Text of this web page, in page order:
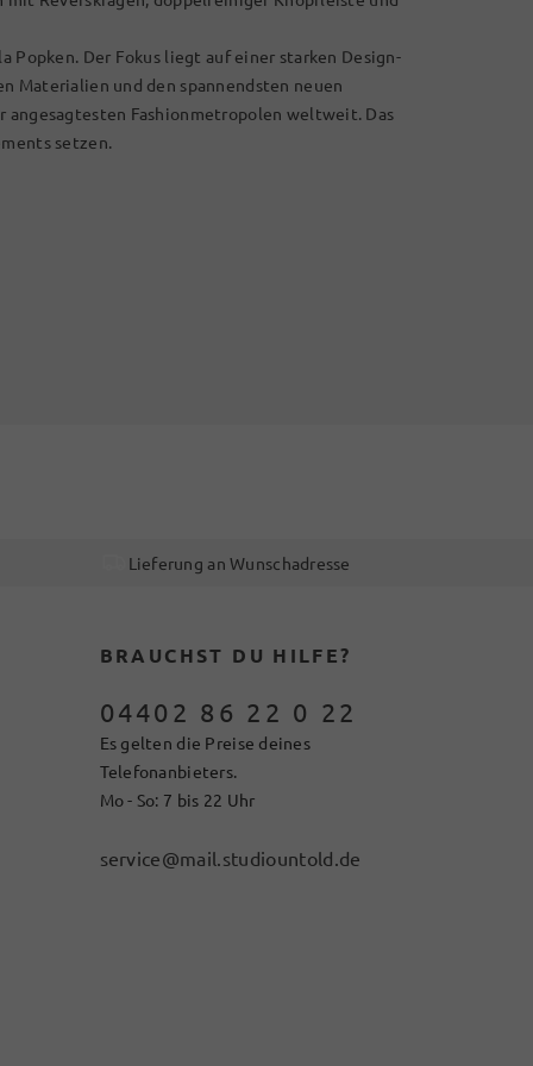
Popken. Der Fokus liegt auf einer starken Design-
Materialien und den spannendsten neuen
angesagtesten Fashionmetropolen weltweit. Das
setzen.
Lieferung an Wunschadresse
BRAUCHST DU HILFE?
04402 86 22 0 22
Es gelten die Preise deines
Telefonanbieters.
Mo - So: 7 bis 22 Uhr
service@mail.studiountold.de